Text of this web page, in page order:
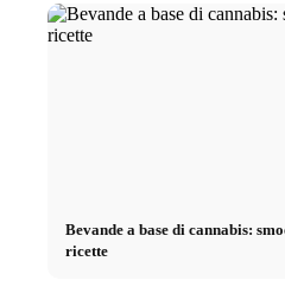
Bevande a base di cannabis:
ricette